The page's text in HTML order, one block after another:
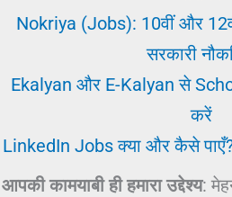
Nokriya (Jobs): 10वीं और
सरकारी
Ekalyan और E-Kalyan से
करें
LinkedIn Jobs क्या और कैसे
आपकी कामयाबी ही हमारा उद्देश्य: